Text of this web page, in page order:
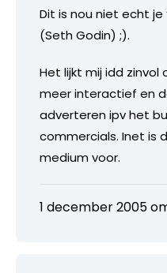
Dit is nou niet echt je
(Seth Godin) ;).
Het lijkt mij idd zinvol
meer interactief en
adverteren ipv het
commercials. Inet is
medium voor.
1 december 2005